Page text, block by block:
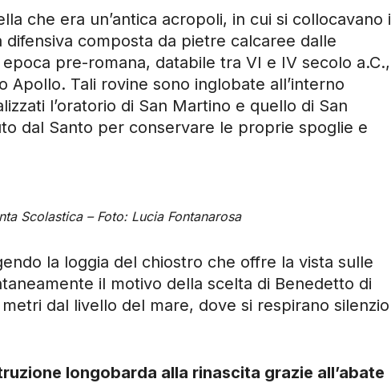
che era un’antica acropoli, in cui si collocavano i
composta da pietre calcaree dalle
pre-romana, databile tra VI e IV secolo
Apollo. Tali rovine sono inglobate all’interno
l’oratorio di San Martino e quello di San
dal Santo per conservare le proprie spoglie e
Scolastica – Foto: Lucia Fontanarosa
la loggia del chiostro che offre la vista sulle
il motivo della scelta di Benedetto di
dal livello del mare, dove si respirano
longobarda alla rinascita grazie all’abate